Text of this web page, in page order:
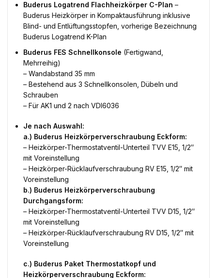
Buderus Logatrend Flachheizkörper C-Plan –
Buderus Heizkörper in Kompaktausführung inklusive
Blind- und Entlüftungsstopfen, vorherige Bezeichnung
Buderus Logatrend K-Plan
Buderus FES Schnellkonsole (Fertigwand,
Mehrreihig)
– Wandabstand 35 mm
– Bestehend aus 3 Schnellkonsolen, Dübeln und
Schrauben
– Für AK1 und 2 nach VDI6036
Je nach Auswahl:
a.) Buderus Heizkörperverschraubung Eckform:
– Heizkörper-Thermostatventil-Unterteil TVV E15, 1/2″
mit Voreinstellung
– Heizkörper-Rücklaufverschraubung RV E15, 1/2″ mit
Voreinstellung
b.) Buderus Heizkörperverschraubung
Durchgangsform:
– Heizkörper-Thermostatventil-Unterteil TVV D15, 1/2″
mit Voreinstellung
– Heizkörper-Rücklaufverschraubung RV D15, 1/2″ mit
Voreinstellung
c.) Buderus Paket Thermostatkopf und
Heizkörperverschraubung Eckform: